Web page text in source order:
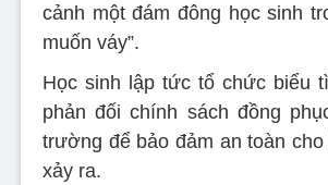
cảnh một đám đông học sinh
muốn váy”.
Học sinh lập tức tổ chức biểu
phản đối chính sách đồng
trường để bảo đảm an toàn
xảy ra.